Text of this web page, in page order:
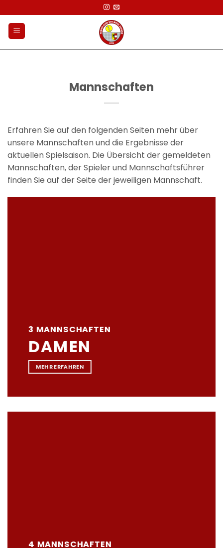
Inhalt
springen
Mannschaften
Erfahren Sie auf den folgenden Seiten mehr über
unsere Mannschaften und die Ergebnisse der
aktuellen Spielsaison. Die Übersicht der gemeldeten
Mannschaften, der Spieler und Mannschaftsführer
finden Sie auf der Seite der jeweiligen Mannschaft.
3 MANNSCHAFTEN
DAMEN
MEHR ERFAHREN
4 MANNSCHAFTEN